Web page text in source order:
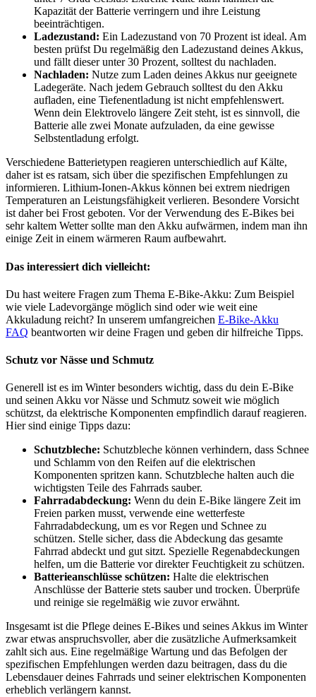
Kapazität der Batterie verringern und ihre Leistung
beeinträchtigen.
Ladezustand: Ein Ladezustand von 70 Prozent ist ideal. Am
besten prüfst Du regelmäßig den Ladezustand deines Akkus,
und fällt dieser unter 30 Prozent, solltest du nachladen.
Nachladen: Nutze zum Laden deines Akkus nur geeignete
Ladegeräte. Nach jedem Gebrauch solltest du den Akku
aufladen, eine Tiefenentladung ist nicht empfehlenswert.
Wenn dein Elektrovelo längere Zeit steht, ist es sinnvoll, die
Batterie alle zwei Monate aufzuladen, da eine gewisse
Selbstentladung erfolgt.
Verschiedene Batterietypen reagieren unterschiedlich auf Kälte,
daher ist es ratsam, sich über die spezifischen Empfehlungen zu
informieren. Lithium-Ionen-Akkus können bei extrem niedrigen
Temperaturen an Leistungsfähigkeit verlieren. Besondere Vorsicht
ist daher bei Frost geboten. Vor der Verwendung des E-Bikes bei
sehr kaltem Wetter sollte man den Akku aufwärmen, indem man ihn
einige Zeit in einem wärmeren Raum aufbewahrt.
Das interessiert dich vielleicht:
Du hast weitere Fragen zum Thema E-Bike-Akku: Zum Beispiel
wie viele Ladevorgänge möglich sind oder wie weit eine
Akkuladung reicht? In unserem umfangreichen E-Bike-Akku
FAQ beantworten wir deine Fragen und geben dir hilfreiche Tipps.
Schutz vor Nässe und Schmutz
Generell ist es im Winter besonders wichtig, dass du dein E-Bike
und seinen Akku vor Nässe und Schmutz soweit wie möglich
schützst, da elektrische Komponenten empfindlich darauf reagieren.
Hier sind einige Tipps dazu:
Schutzbleche: Schutzbleche können verhindern, dass Schnee
und Schlamm von den Reifen auf die elektrischen
Komponenten spritzen kann. Schutzbleche halten auch die
wichtigsten Teile des Fahrrads sauber.
Fahrradabdeckung: Wenn du dein E-Bike längere Zeit im
Freien parken musst, verwende eine wetterfeste
Fahrradabdeckung, um es vor Regen und Schnee zu
schützen. Stelle sicher, dass die Abdeckung das gesamte
Fahrrad abdeckt und gut sitzt. Spezielle Regenabdeckungen
helfen, um die Batterie vor direkter Feuchtigkeit zu schützen.
Batterieanschlüsse schützen: Halte die elektrischen
Anschlüsse der Batterie stets sauber und trocken. Überprüfe
und reinige sie regelmäßig wie zuvor erwähnt.
Insgesamt ist die Pflege deines E-Bikes und seines Akkus im Winter
zwar etwas anspruchsvoller, aber die zusätzliche Aufmerksamkeit
zahlt sich aus. Eine regelmäßige Wartung und das Befolgen der
spezifischen Empfehlungen werden dazu beitragen, dass du die
Lebensdauer deines Fahrrads und seiner elektrischen Komponenten
erheblich verlängern kannst.